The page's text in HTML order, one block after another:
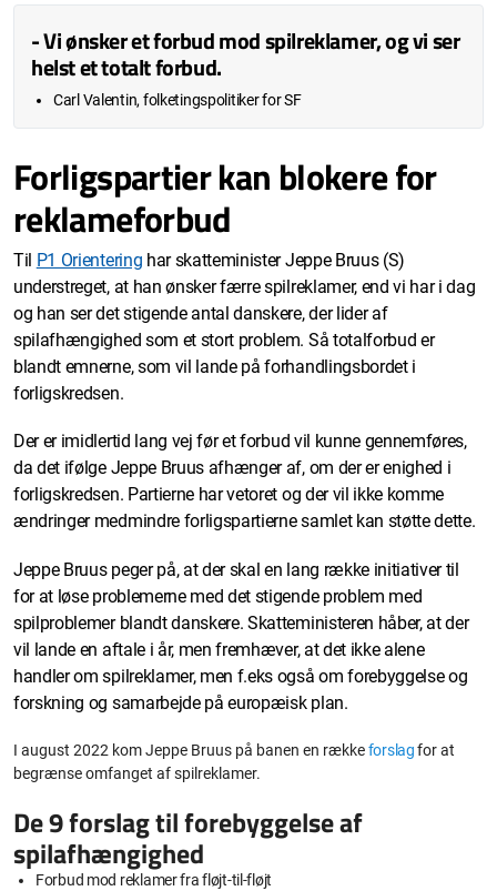
- Vi ønsker et forbud mod spilreklamer, og vi ser
helst et totalt forbud.
Carl Valentin, folketingspolitiker for SF
Forligspartier kan blokere for
reklameforbud
Til P1 Orientering har skatteminister Jeppe Bruus (S)
understreget, at han ønsker færre spilreklamer, end vi har i dag
og han ser det stigende antal danskere, der lider af
spilafhængighed som et stort problem. Så totalforbud er
blandt emnerne, som vil lande på forhandlingsbordet i
forligskredsen.
Der er imidlertid lang vej før et forbud vil kunne gennemføres,
da det ifølge Jeppe Bruus afhænger af, om der er enighed i
forligskredsen. Partierne har vetoret og der vil ikke komme
ændringer medmindre forligspartierne samlet kan støtte dette.
Jeppe Bruus peger på, at der skal en lang række initiativer til
for at løse problemerne med det stigende problem med
spilproblemer blandt danskere. Skatteministeren håber, at der
vil lande en aftale i år, men fremhæver, at det ikke alene
handler om spilreklamer, men f.eks også om forebyggelse og
forskning og samarbejde på europæisk plan.
I august 2022 kom Jeppe Bruus på banen en rækkeforslag for at
begrænse omfanget af spilreklamer.
De 9 forslag til forebyggelse af
spilafhængighed
Forbud mod reklamer fra fløjt-til-fløjt